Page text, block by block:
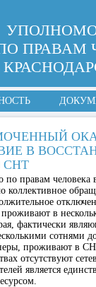
ПРАВАМ
В
СНТ
правам человека
коллективное
в
фактически
сотнями
проживают в
отсутствуют
является